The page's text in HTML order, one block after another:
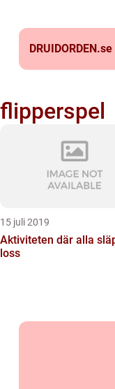
DRUIDORDEN.se
flipperspel
15 juli 2019
Aktiviteten där alla
loss